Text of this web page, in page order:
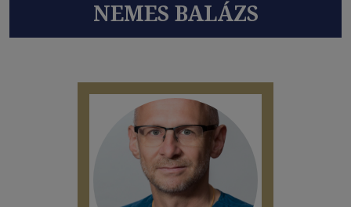
NEMES BALÁZS